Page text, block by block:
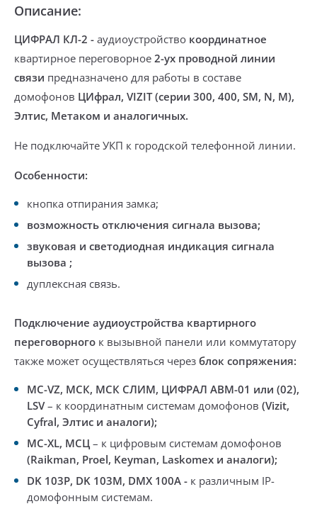
Описание:
ЦИФРАЛ КЛ-2 - аудиоустройство координатное
квартирное переговорное 2-ух проводной линии
связи предназначено для работы в составе
домофонов ЦИфрал, VIZIT (серии 300, 400, SM, N, M),
Элтис, Метаком и аналогичных.
Не подключайте УКП к городской телефонной линии.
Особенности:
кнопка отпирания замка;
возможность отключения сигнала вызова;
звуковая и светодиодная индикация сигнала
вызова ;
дуплексная связь.
Подключение аудиоустройства квартирного
переговорного к вызывной панели или коммутатору
также может осуществляться через блок сопряжения:
MC-VZ, МСК, МСК СЛИМ, ЦИФРАЛ АВМ-01 или (02),
LSV– к координатным системам домофонов (Vizit,
Cyfral, Элтис и аналоги);
MC-XL, МСЦ – к цифровым системам домофонов
(Raikman, Proel, Keyman, Laskomex и аналоги);
DK 103P, DK 103M, DMX 100A - к различным IP-
домофонным системам.